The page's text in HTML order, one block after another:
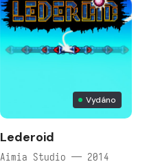
Vydáno
Lederoid
Aimia Studio — 2014